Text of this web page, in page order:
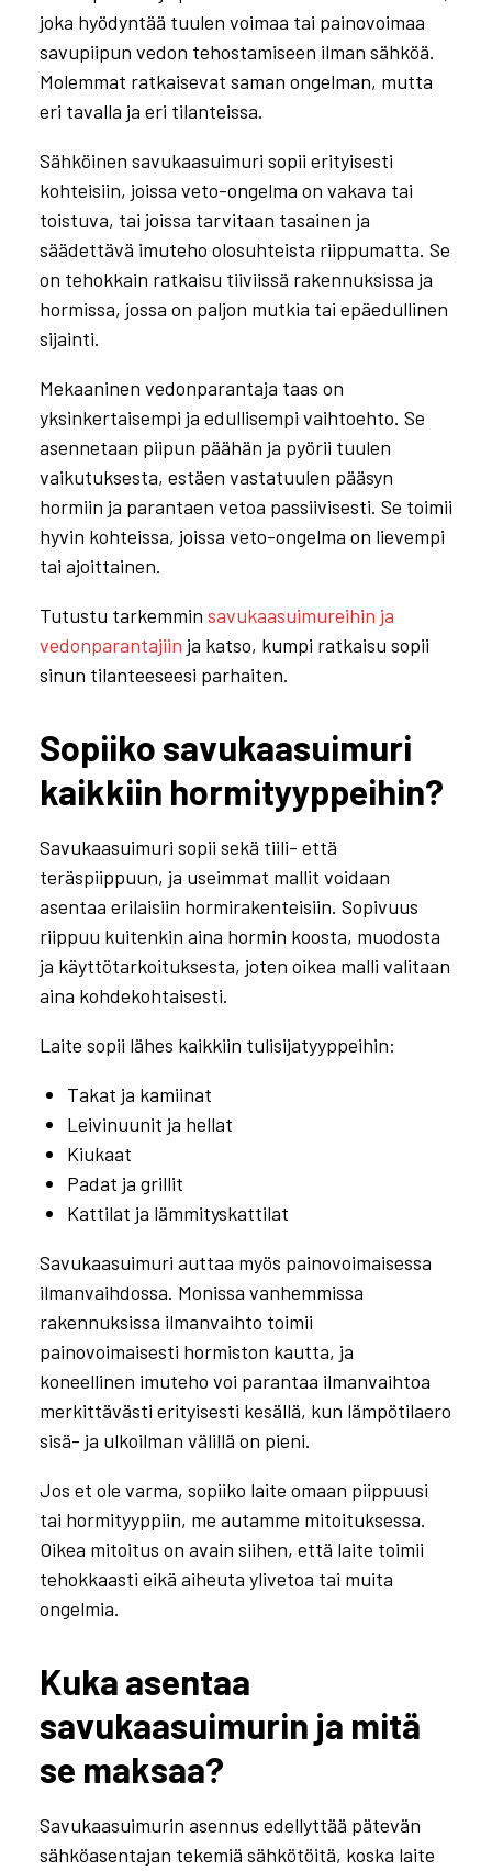
joka hyödyntää tuulen voimaa tai painovoimaa
savupiipun vedon tehostamiseen ilman sähköä.
Molemmat ratkaisevat saman ongelman, mutta
eri tavalla ja eri tilanteissa.
Sähköinen savukaasuimuri sopii erityisesti
kohteisiin, joissa veto-ongelma on vakava tai
toistuva, tai joissa tarvitaan tasainen ja
säädettävä imuteho olosuhteista riippumatta. Se
on tehokkain ratkaisu tiiviissä rakennuksissa ja
hormissa, jossa on paljon mutkia tai epäedullinen
sijainti.
Mekaaninen vedonparantaja taas on
yksinkertaisempi ja edullisempi vaihtoehto. Se
asennetaan piipun päähän ja pyörii tuulen
vaikutuksesta, estäen vastatuulen pääsyn
hormiin ja parantaen vetoa passiivisesti. Se toimii
hyvin kohteissa, joissa veto-ongelma on lievempi
tai ajoittainen.
Tutustu tarkemmin savukaasuimureihin ja
vedonparantajiin ja katso, kumpi ratkaisu sopii
sinun tilanteeseesi parhaiten.
Sopiiko savukaasuimuri
kaikkiin hormityyppeihin?
Savukaasuimuri sopii sekä tiili- että
teräspiippuun, ja useimmat mallit voidaan
asentaa erilaisiin hormirakenteisiin. Sopivuus
riippuu kuitenkin aina hormin koosta, muodosta
ja käyttötarkoituksesta, joten oikea malli valitaan
aina kohdekohtaisesti.
Laite sopii lähes kaikkiin tulisijatyyppeihin:
Takat ja kamiinat
Leivinuunit ja hellat
Kiukaat
Padat ja grillit
Kattilat ja lämmityskattilat
Savukaasuimuri auttaa myös painovoimaisessa
ilmanvaihdossa. Monissa vanhemmissa
rakennuksissa ilmanvaihto toimii
painovoimaisesti hormiston kautta, ja
koneellinen imuteho voi parantaa ilmanvaihtoa
merkittävästi erityisesti kesällä, kun lämpötilaero
sisä- ja ulkoilman välillä on pieni.
Jos et ole varma, sopiiko laite omaan piippuusi
tai hormityyppiin, me autamme mitoituksessa.
Oikea mitoitus on avain siihen, että laite toimii
tehokkaasti eikä aiheuta ylivetoa tai muita
ongelmia.
Kuka asentaa
savukaasuimurin ja mitä
se maksaa?
Savukaasuimurin asennus edellyttää pätevän
sähköasentajan tekemiä sähkötöitä, koska laite